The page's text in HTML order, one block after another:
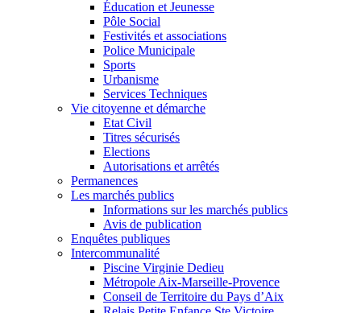
Éducation et Jeunesse
Pôle Social
Festivités et associations
Police Municipale
Sports
Urbanisme
Services Techniques
Vie citoyenne et démarche
Etat Civil
Titres sécurisés
Elections
Autorisations et arrêtés
Permanences
Les marchés publics
Informations sur les marchés publics
Avis de publication
Enquêtes publiques
Intercommunalité
Piscine Virginie Dedieu
Métropole Aix-Marseille-Provence
Conseil de Territoire du Pays d’Aix